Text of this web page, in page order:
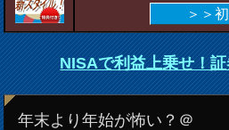
＞＞
NISAで利益上乗せ！
年末より年始が怖い？＠